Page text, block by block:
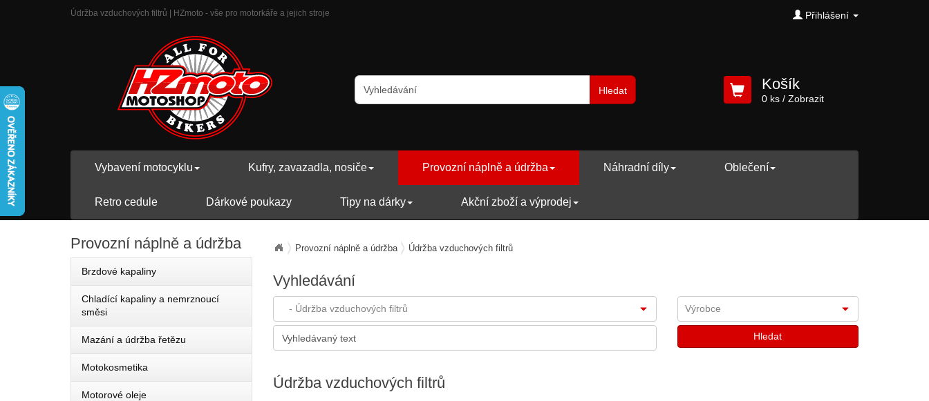
Údržba vzduchových filtrů | HZmoto - vše pro motorkáře a jejich stroje Přihlášení
Hledat Košík
0 ks/ Zobrazit
Vybavení motocyklu Kufry, zavazadla, nosiče Provozní náplně a údržba Náhradní díly Oblečení
Retro cedule Dárkové poukazy Tipy na dárky Akční zboží a výprodej
Provozní náplně a údržba Údržba vzduchových filtrů
Vyhledávání
Údržba vzduchových filtrů
Provozní náplně a údržba
Brzdové kapaliny
Chladící kapaliny a nemrznoucí
směsi
Mazání a údržba řetězu
Motokosmetika
Motorové oleje